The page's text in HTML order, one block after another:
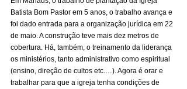
Batista Bom Pastor em 5 anos, o trabalho avança e
foi dado entrada para a organização jurídica em 22
de maio. A construção teve mais dez metros de
cobertura. Há, também, o treinamento da liderança
os ministérios, tanto administrativo como espiritual
(ensino, direção de cultos etc.…). Agora é orar e
trabalhar para que a igreja tenha condições de